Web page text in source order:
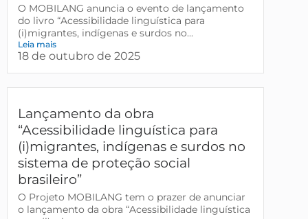
O MOBILANG anuncia o evento de lançamento
do livro “Acessibilidade linguística para
(i)migrantes, indígenas e surdos no...
Leia mais
18 de outubro de 2025
Lançamento da obra
“Acessibilidade linguística para
(i)migrantes, indígenas e surdos no
sistema de proteção social
brasileiro”
O Projeto MOBILANG tem o prazer de anunciar
o lançamento da obra “Acessibilidade linguística